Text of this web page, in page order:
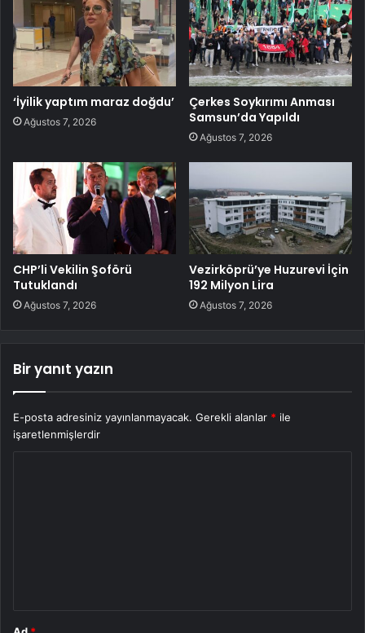
‘İyilik yaptım maraz doğdu’
Ağustos 7, 2026
Çerkes Soykırımı Anması
Samsun’da Yapıldı
Ağustos 7, 2026
CHP’li Vekilin Şoförü
Tutuklandı
Ağustos 7, 2026
Vezirköprü’ye Huzurevi İçin
192 Milyon Lira
Ağustos 7, 2026
Bir yanıt yazın
E-posta adresiniz yayınlanmayacak. Gerekli alanlar * ile
işaretlenmişlerdir